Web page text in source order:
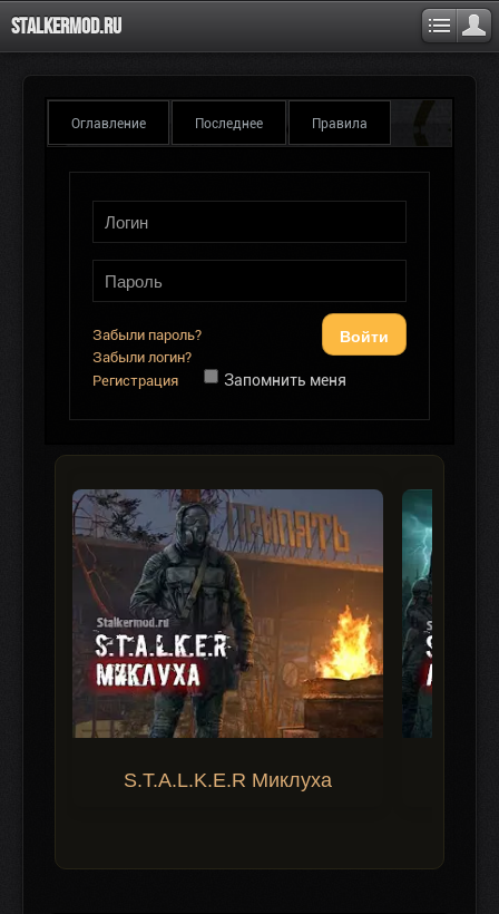
Stalkermod.ru
Оглавление Последнее Правила
Войти
Забыли пароль?
Забыли логин?
Регистрация
Запомнить меня
S.T.A.L.K.E.R Миклуха